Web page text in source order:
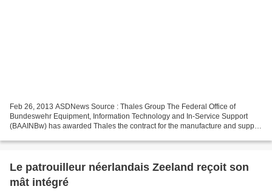
Feb 26, 2013 ASDNews Source : Thales Group The Federal Office of
Bundeswehr Equipment, Information Technology and In-Service Support
(BAAINBw) has awarded Thales the contract for the manufacture and supply
Le patrouilleur néerlandais Zeeland reçoit son
mât intégré